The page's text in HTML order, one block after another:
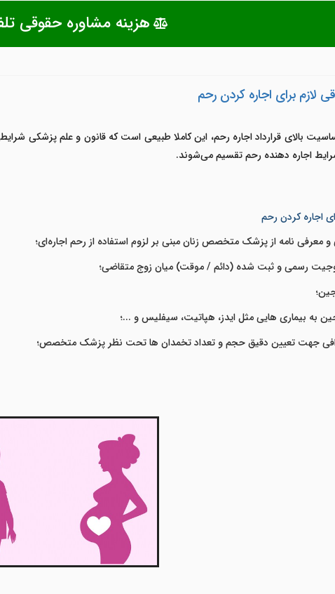
هزینه مشاوره حقوقی
لازم برای اجاره کردن رحم
بالای قرارداد اجاره رحم، این کاملا طبیعی است که قانون و علم پزشکی
اجاره دهنده رحم تقسیم می‌شوند.
اجاره کردن رحم
معرفی نامه از پزشک متخصص زنان مبنی بر لزوم استفاده از رحم اجاره‌ای؛
رسمی و ثبت شده (دائم / موقت) میان زوج متقاضی؛
به بیماری هایی مثل ایدز، هپاتیت، سیفلیس و ...؛
جهت تعیین دقیق حجم و تعداد تخمدان ها تحت نظر پزشک متخصص؛